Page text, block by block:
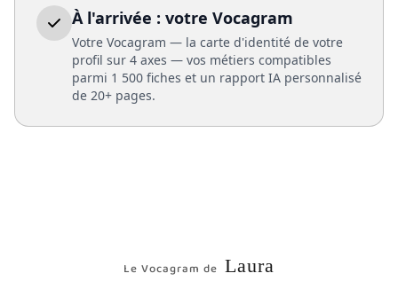
À l'arrivée : votre Vocagram
Votre Vocagram — la carte d'identité de votre
profil sur 4 axes — vos métiers compatibles
parmi 1 500 fiches et un rapport IA personnalisé
de 20+ pages.
Le Vocagram de Laura